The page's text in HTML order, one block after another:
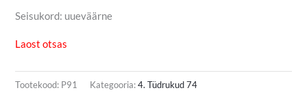
Seisukord: uueväärne
Laost otsas
Tootekood: P91 Kategooria:4. Tüdrukud 74